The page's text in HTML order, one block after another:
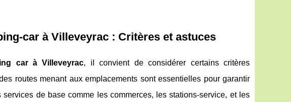
car à Villeveyrac : Critères et astuces
car à Villeveyrac, il convient de considérer certains critères
routes menant aux emplacements sont essentielles pour garantir
de base comme les commerces, les stations-service, et les